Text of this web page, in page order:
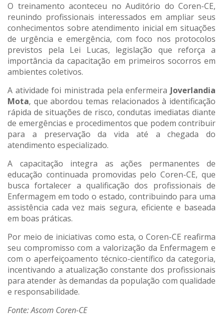
O treinamento aconteceu no Auditório do Coren-CE,
reunindo profissionais interessados em ampliar seus
conhecimentos sobre atendimento inicial em situações
de urgência e emergência, com foco nos protocolos
previstos pela Lei Lucas, legislação que reforça a
importância da capacitação em primeiros socorros em
ambientes coletivos.
A atividade foi ministrada pela enfermeira Joverlandia
Mota, que abordou temas relacionados à identificação
rápida de situações de risco, condutas imediatas diante
de emergências e procedimentos que podem contribuir
para a preservação da vida até a chegada do
atendimento especializado.
A capacitação integra as ações permanentes de
educação continuada promovidas pelo Coren-CE, que
busca fortalecer a qualificação dos profissionais de
Enfermagem em todo o estado, contribuindo para uma
assistência cada vez mais segura, eficiente e baseada
em boas práticas.
Por meio de iniciativas como esta, o Coren-CE reafirma
seu compromisso com a valorização da Enfermagem e
com o aperfeiçoamento técnico-científico da categoria,
incentivando a atualização constante dos profissionais
para atender às demandas da população com qualidade
e responsabilidade.
Fonte: Ascom Coren-CE